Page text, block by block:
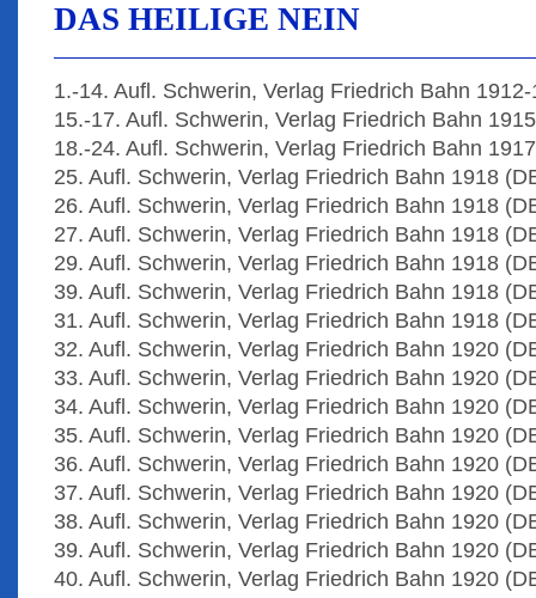
DAS HEILIGE NEIN
1.-14. Aufl. Schwerin, Verlag Friedrich Bahn
15.-17. Aufl. Schwerin, Verlag Friedrich Bahn
18.-24. Aufl. Schwerin, Verlag Friedrich Bahn
25. Aufl. Schwerin, Verlag Friedrich Bahn 1918
26. Aufl. Schwerin, Verlag Friedrich Bahn 1918
27. Aufl. Schwerin, Verlag Friedrich Bahn 1918
29. Aufl. Schwerin, Verlag Friedrich Bahn 1918
39. Aufl. Schwerin, Verlag Friedrich Bahn 1918
31. Aufl. Schwerin, Verlag Friedrich Bahn 1918
32. Aufl. Schwerin, Verlag Friedrich Bahn 1920
33. Aufl. Schwerin, Verlag Friedrich Bahn 1920
34. Aufl. Schwerin, Verlag Friedrich Bahn 1920
35. Aufl. Schwerin, Verlag Friedrich Bahn 1920
36. Aufl. Schwerin, Verlag Friedrich Bahn 1920
37. Aufl. Schwerin, Verlag Friedrich Bahn 1920
38. Aufl. Schwerin, Verlag Friedrich Bahn 1920
39. Aufl. Schwerin, Verlag Friedrich Bahn 1920
40. Aufl. Schwerin, Verlag Friedrich Bahn 1920